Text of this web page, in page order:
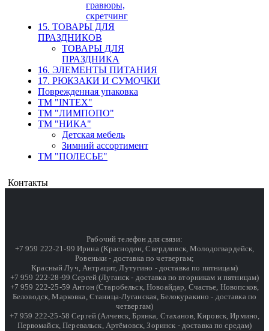
гравюры,
скретчинг
15. ТОВАРЫ ДЛЯ
ПРАЗДНИКОВ
ТОВАРЫ ДЛЯ
ПРАЗДНИКА
16. ЭЛЕМЕНТЫ ПИТАНИЯ
17. РЮКЗАКИ И СУМОЧКИ
Поврежденная упаковка
ТМ "INTEX"
ТМ "ЛИМПОПО"
ТМ "НИКА"
Детская мебель
Зимний ассортимент
ТМ "ПОЛЕСЬЕ"
Контакты
Рабочий телефон для связи:
+7 959 222-21-99 Ирина (Краснодон, Свердловск, Молодогвардейск,
Ровеньки - доставка по четвергам;
Красный Луч, Антрацит, Лутугино - доставка по пятницам)
+7 959 222-28-99 Сергей (Луганск - доставка по вторникам и пятницам)
+7 959 222-25-59 Антон (Старобельск, Новоайдар, Счастье, Новопсков,
Беловодск, Марковка, Станица-Луганская, Белокуракино - доставка по
четвергам)
+7 959 222-25-58 Сергей (Алчевск, Брянка, Стаханов, Кировск, Ирмино,
Первомайск, Перевальск, Артёмовск, Зоринск - доставка по средам)